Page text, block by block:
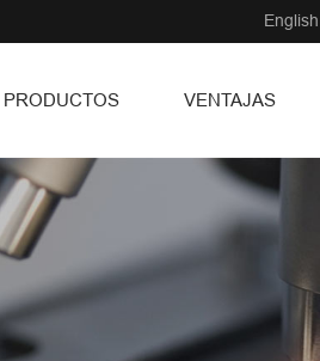
English
PRODUCTOS VENTAJAS